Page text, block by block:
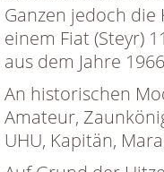
Ganzen jedoch
einem Fiat (Steyr)
aus dem Jahre
An historischen
Amateur,
UHU, Kapitän,